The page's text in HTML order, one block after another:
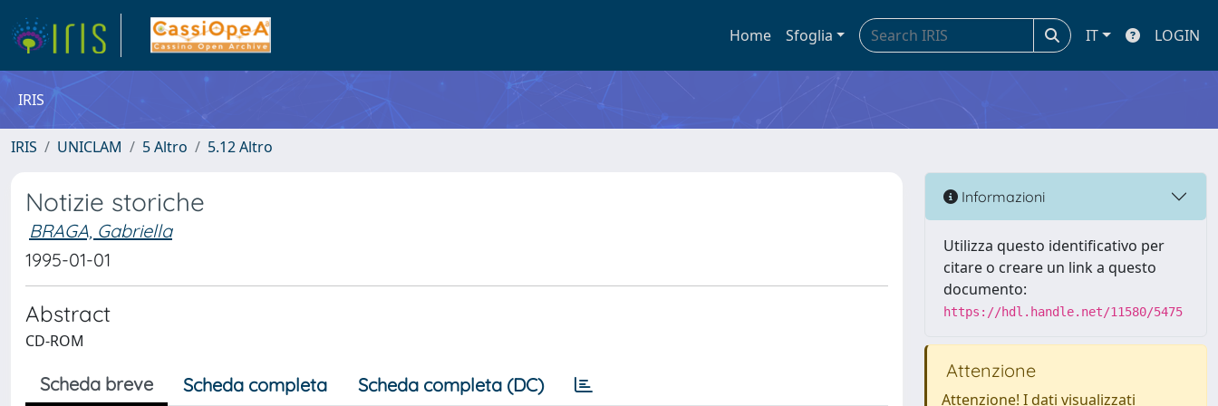
Home Sfoglia IT LOGIN
IRIS
IRIS UNICLAM 5 Altro 5.12 Altro
Notizie storiche
BRAGA, Gabriella
1995-01-01
Abstract
CD-ROM
Scheda breve Scheda completa Scheda completa (DC)
Informazioni
Utilizza questo identificativo per
citare o creare un link a questo
documento:
https://hdl.handle.net/11580/5475
Attenzione
Attenzione! I dati visualizzati